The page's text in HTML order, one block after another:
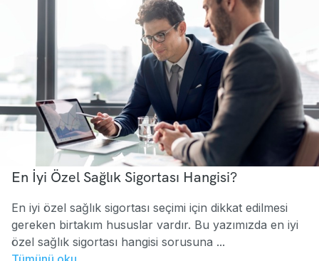
En İyi Özel Sağlık Sigortası Hangisi?
En iyi özel sağlık sigortası seçimi için dikkat edilmesi
gereken birtakım hususlar vardır. Bu yazımızda en iyi
özel sağlık sigortası hangisi sorusuna ...